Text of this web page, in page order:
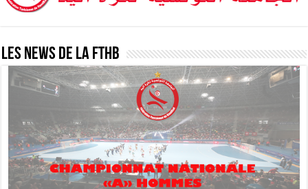
Les News de la FTHB